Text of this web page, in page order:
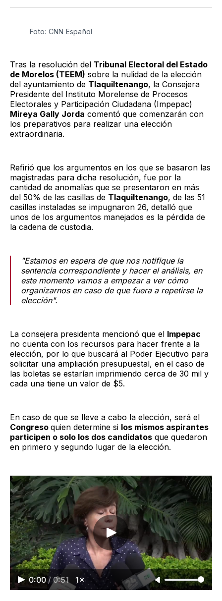
TwitterFacebook
LinkedIn
Email
Foto: CNN Español
Tras la resolución del Tribunal Electoral del Estado
de Morelos (TEEM) sobre la nulidad de la elección
del ayuntamiento de Tlaquiltenango, la Consejera
Presidente del Instituto Morelense de Procesos
Electorales y Participación Ciudadana (Impepac)
Mireya Gally Jorda comentó que comenzarán con
los preparativos para realizar una elección
extraordinaria.
Refirió que los argumentos en los que se basaron las
magistradas para dicha resolución, fue por la
cantidad de anomalías que se presentaron en más
del 50% de las casillas de Tlaquiltenango, de las 51
casillas instaladas se impugnaron 26, detalló que
unos de los argumentos manejados es la pérdida de
la cadena de custodia.
"Estamos en espera de que nos notifique la
sentencia correspondiente y hacer el análisis, en
este momento vamos a empezar a ver cómo
organizarnos en caso de que fuera a repetirse la
elección".
La consejera presidenta mencionó que el Impepac
no cuenta con los recursos para hacer frente a la
elección, por lo que buscará al Poder Ejecutivo para
solicitar una ampliación presupuestal, en el caso de
las boletas se estarían imprimiendo cerca de 30 mil y
cada una tiene un valor de $5.
En caso de que se lleve a cabo la elección, será el
Congreso quien determine si los mismos aspirantes
participen o solo los dos candidatos que quedaron
en primero y segundo lugar de la elección.
0:00 / 0:51 1×